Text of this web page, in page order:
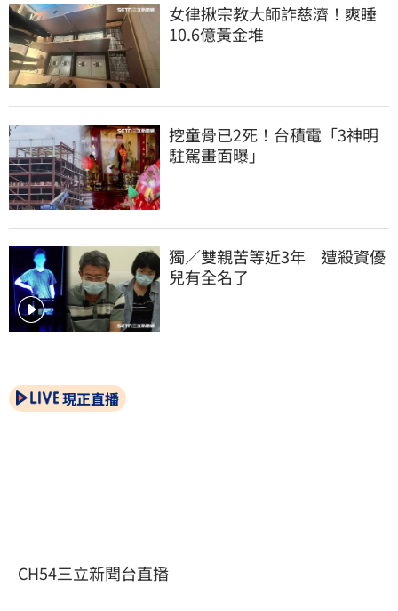
女律揪宗教大師詐慈濟！爽睡
10.6億黃金堆
挖童骨已2死！台積電「3神明
駐駕畫面曝」
獨／雙親苦等近3年　遭殺資優
兒有全名了
現正直播
CH54三立新聞台直播